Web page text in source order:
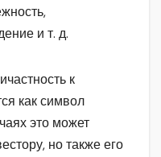
и т. д.
к
как символ
это может
но также его